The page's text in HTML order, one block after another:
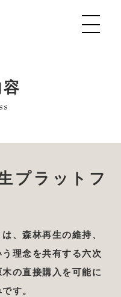
プラットフ
、森林再生の維持、
理念を共有する六次
の直接購入を可能に
す。